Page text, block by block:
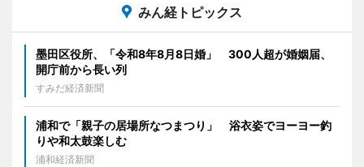
みん経トピックス
墨田区役所、「令和8年8月8日婚」 300人超が婚姻届、
開庁前から長い列
すみだ経済新聞
浦和で「親子の居場所なつまつり」 浴衣姿でヨーヨー釣
りや和太鼓楽しむ
浦和経済新聞